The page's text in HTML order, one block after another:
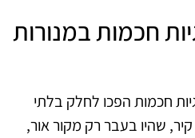
חכמות במנורות
חכמות הפכו לחלק בלתי
שהיו בעבר רק מקור אור,